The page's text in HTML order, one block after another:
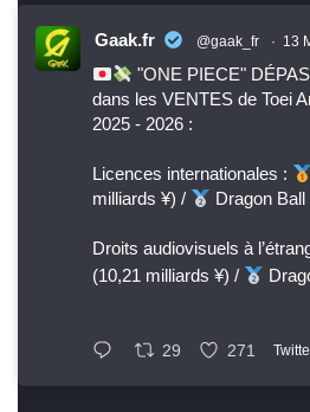
Gaak.fr @gaak_fr · 13
"ONE PIECE"
dans les VENTES de Toei
2025 - 2026 :
Licences internationales :
milliards ¥) /
Dragon
Droits audiovisuels à
(10,21 milliards ¥) /
29 271